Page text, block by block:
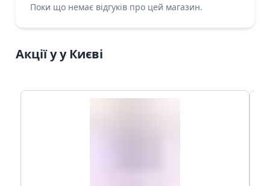
Поки що немає відгуків про цей магазин.
Акції у у Києві